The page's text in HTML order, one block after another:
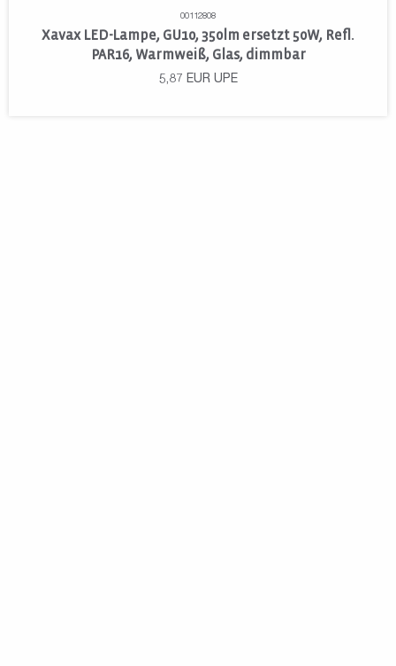
00112808
Xavax LED-Lampe, GU10, 350lm ersetzt 50W, Refl.
PAR16, Warmweiß, Glas, dimmbar
5,87 EUR UPE